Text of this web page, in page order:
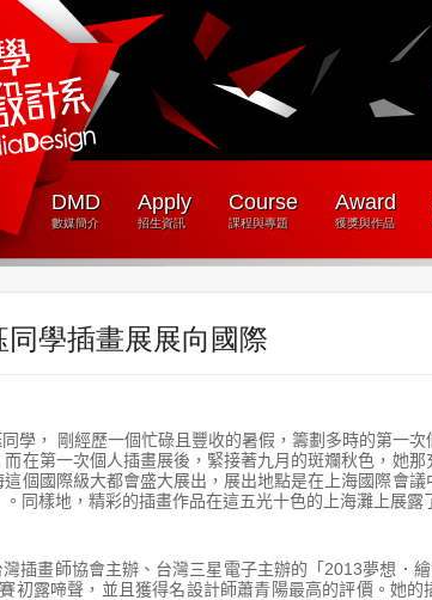
DMD
數媒簡介
Apply
招生資訊
Course
課程與專題
Award
獲獎與作品
學插畫展展向國際
學，
剛經歷一個忙碌且豐收的暑假，籌劃多時的第一次
在第一次個人插畫展後，緊接著九月的斑斕秋色，她那
個國際級大都會盛大展出，展出地點是在上海國際會議
同樣地，精彩的插畫作品在這五光十色的上海灘上展露
插畫師協會主辦、台灣三星電子主辦的「2013夢想 ．
初露啼聲，並且獲得名設計師蕭青陽最高的評價。她的